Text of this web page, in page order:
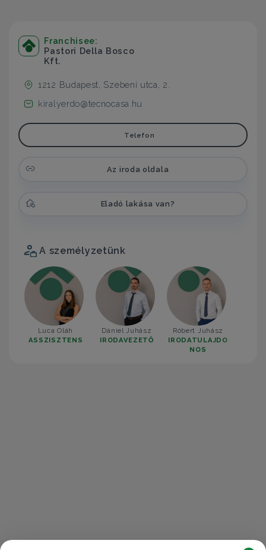
Franchisee:
Pastori Della Bosco
Kft.
1212 Budapest, Szebeni utca, 2.
kiralyerdo@tecnocasa.hu
Telefon
Az iroda oldala
Eladó lakása van?
A személyzetünk
Luca Oláh
ASSZISZTENS
Dániel Juhász
IRODAVEZETŐ
Róbert Juhász
IRODATULAJDO
NOS